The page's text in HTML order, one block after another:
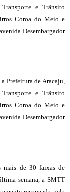
e Trânsito
Coroa do Meio e
Desembargador
Prefeitura de Aracaju,
e Trânsito
Coroa do Meio e
Desembargador
mais de 30 faixas de
semana, a SMTT